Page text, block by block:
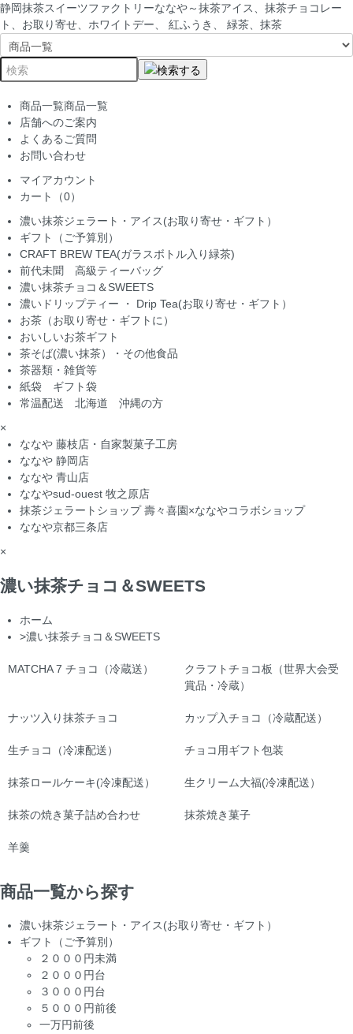
静岡抹茶スイーツファクトリーななや～抹茶アイス、抹茶チョコレー
ト、お取り寄せ、ホワイトデー、 紅ふうき、 緑茶、抹茶
商品一覧商品一覧
店舗へのご案内
よくあるご質問
お問い合わせ
マイアカウント
カート（0）
濃い抹茶ジェラート・アイス(お取り寄せ・ギフト）
ギフト（ご予算別）
CRAFT BREW TEA(ガラスボトル入り緑茶)
前代未聞 高級ティーバッグ
濃い抹茶チョコ＆SWEETS
濃いドリップティー ・ Drip Tea(お取り寄せ・ギフト）
お茶（お取り寄せ・ギフトに）
おいしいお茶ギフト
茶そば(濃い抹茶）・その他食品
茶器類・雑貨等
紙袋 ギフト袋
常温配送 北海道 沖縄の方
×
ななや 藤枝店・自家製菓子工房
ななや 静岡店
ななや 青山店
ななやsud-ouest 牧之原店
抹茶ジェラートショップ 壽々喜園×ななやコラボショップ
ななや京都三条店
×
濃い抹茶チョコ＆SWEETS
ホーム
>濃い抹茶チョコ＆SWEETS
MATCHA 7 チョコ（冷蔵送）
クラフトチョコ板（世界大会受
賞品・冷蔵）
ナッツ入り抹茶チョコ カップ入チョコ（冷蔵配送）
生チョコ（冷凍配送） チョコ用ギフト包装
抹茶ロールケーキ(冷凍配送） 生クリーム大福(冷凍配送）
抹茶の焼き菓子詰め合わせ 抹茶焼き菓子
羊羹
商品一覧から探す
濃い抹茶ジェラート・アイス(お取り寄せ・ギフト）
ギフト（ご予算別）
２０００円未満
２０００円台
３０００円台
５０００円前後
一万円前後